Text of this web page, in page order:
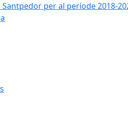
Santpedor per al període 2018-